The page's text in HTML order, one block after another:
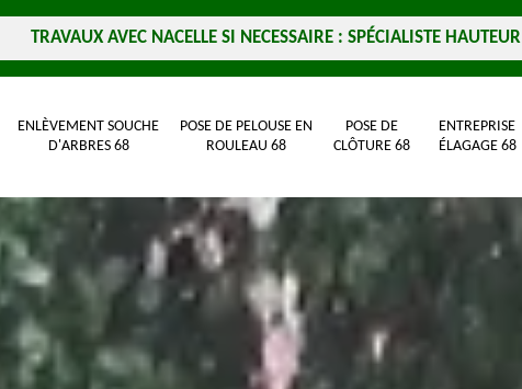
TRAVAUX AVEC NACELLE SI NECESSAIRE : SPÉCIALISTE HAUTEUR
ENLÈVEMENT SOUCHE
D'ARBRES 68
POSE DE PELOUSE EN
ROULEAU 68
POSE DE
CLÔTURE 68
ENTREPRISE
ÉLAGAGE 68